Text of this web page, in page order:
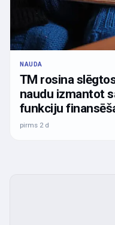
NAUDA
TM rosina
naudu izmantot
funkciju
pirms 2 d